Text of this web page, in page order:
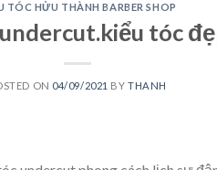
TÓC HỬU THÀNH BARBER SHOP
tóc
ON 04/09/2021 BYTHANH